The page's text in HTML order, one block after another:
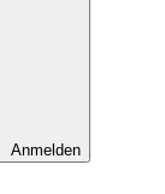
Anmelden